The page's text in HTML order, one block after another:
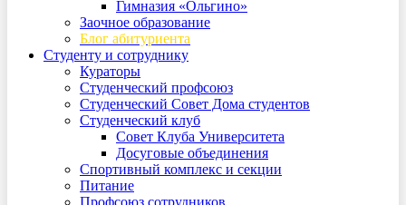
Гимназия «Ольгино»
Заочное образование
Блог абитуриента
Студенту и сотруднику
Кураторы
Студенческий профсоюз
Студенческий Совет Дома студентов
Студенческий клуб
Совет Клуба Университета
Досуговые объединения
Спортивный комплекс и секции
Питание
Профсоюз сотрудников